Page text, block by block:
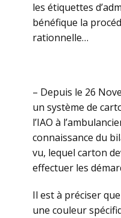
les étiquettes
bénéfique la
rationnelle…
– Depuis le 26
un système de
l’IAO à
connaissance du
vu, lequel carton
effectuer les
Il est à préciser
une couleur